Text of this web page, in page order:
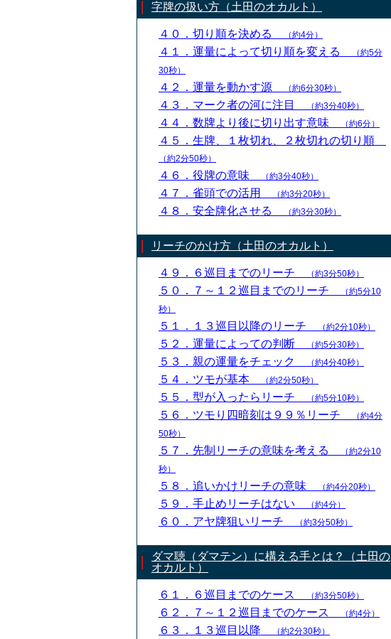
字牌の扱い方（土田のオカルト）
４０．切り順を決める （約4分）
４１．運量によって切り順を変える
（約5分
30秒）
４２．運量を動かす源 （約6分30秒）
４３．マーク者の河に注目 （約3分40秒）
４４．数牌より後に切り出す意味 （約6分）
４５．生牌、１枚切れ、２枚切れの切り順
（約2分50秒）
４６．役牌の意味 （約3分40秒）
４７．雀頭での活用 （約3分20秒）
４８．安全牌化させる （約3分30秒）
リーチのかけ方（土田のオカルト）
４９．６巡目までのリーチ （約3分50秒）
５０．７～１２巡目までのリーチ
（約5分10
秒）
５１．１３巡目以降のリーチ （約2分10秒）
５２．運量によっての判断 （約5分30秒）
５３．親の運量をチェック （約4分40秒）
５４．ツモが基本 （約2分50秒）
５５．型が入ったらリーチ （約5分10秒）
５６．ツモり四暗刻は９９％リーチ
（約4分
50秒）
５７．先制リーチの意味を考える
（約2分10
秒）
５８．追いかけリーチの意味 （約4分20秒）
５９．手止めリーチはない （約4分）
６０．アヤ牌狙いリーチ （約3分50秒）
ダマ聴（ダマテン）に構える手とは？（土田の
オカルト）
６１．６巡目までのケース （約3分50秒）
６２．７～１２巡目までのケース （約4分）
６３．１３巡目以降 （約2分30秒）